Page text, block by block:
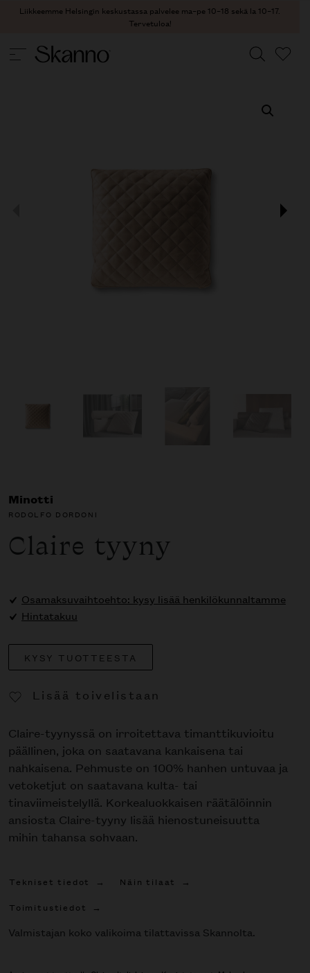
Liikkeemme Helsingin keskustassa palvelee ma–pe 10–18 sekä la 10–17.
Tervetuloa!
Minotti
RODOLFO DORDONI
Claire tyyny
Osamaksuvaihtoehto: kysy lisää henkilökunnaltamme
Hintatakuu
KYSY TUOTTEESTA
Lisää toivelistaan
Claire-tyynyssä on irroitettava timanttikuvioitu
päällinen, joka on saatavana kankaisena tai
nahkaisena. Pehmuste on 100% hanhen untuvaa ja
vetoketjut on saatavana kulta- tai
tinaviimeistelyllä. Korkealuokkaisen räätälöinnin
ansiosta Claire-tyyny lisää hienostuneisuutta
mihin tahansa sohvaan.
Tekniset tiedot
Näin tilaat
Toimitustiedot
Valmistajan koko valikoima tilattavissa Skannolta.